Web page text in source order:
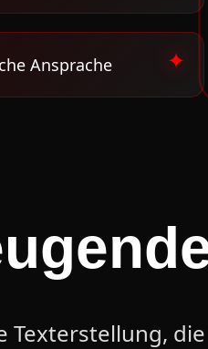
Ansprache
Texterstellung,